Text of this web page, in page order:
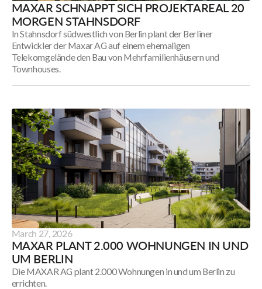
MAXAR SCHNAPPT SICH PROJEKTAREAL 20
MORGEN STAHNSDORF
In Stahnsdorf südwestlich von Berlin plant der Berliner
Entwickler der Maxar AG auf einem ehemaligen
Telekomgelände den Bau von Mehrfamilienhäusern und
Townhouses.
sich
Projektareal
20
Morgen
Stahnsdorf
March 27, 2026
MAXAR PLANT 2.000 WOHNUNGEN IN UND
UM BERLIN
Die MAXAR AG plant 2.000 Wohnungen in und um Berlin zu
errichten.